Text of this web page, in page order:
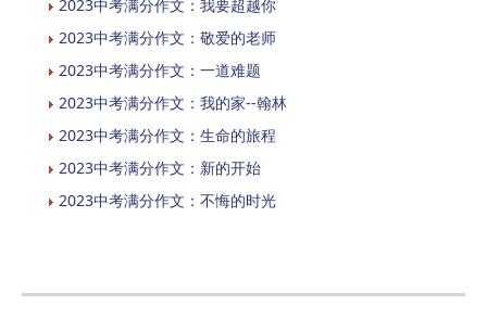
2023中考满分作文：我要超越你
2023中考满分作文：敬爱的老师
2023中考满分作文：一道难题
2023中考满分作文：我的家--翰林
2023中考满分作文：生命的旅程
2023中考满分作文：新的开始
2023中考满分作文：不悔的时光